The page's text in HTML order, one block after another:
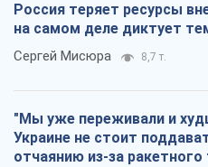
Россия теряет ресурсы
на самом деле диктует
Сергей Мисюра 8,7 т.
"Мы уже переживали и
Украине не стоит
отчаянию из-за ракетного